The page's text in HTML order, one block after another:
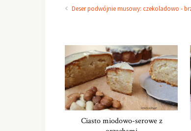
Deser podwójnie musowy: czekoladowo -
Ciasto miodowo-serowe z